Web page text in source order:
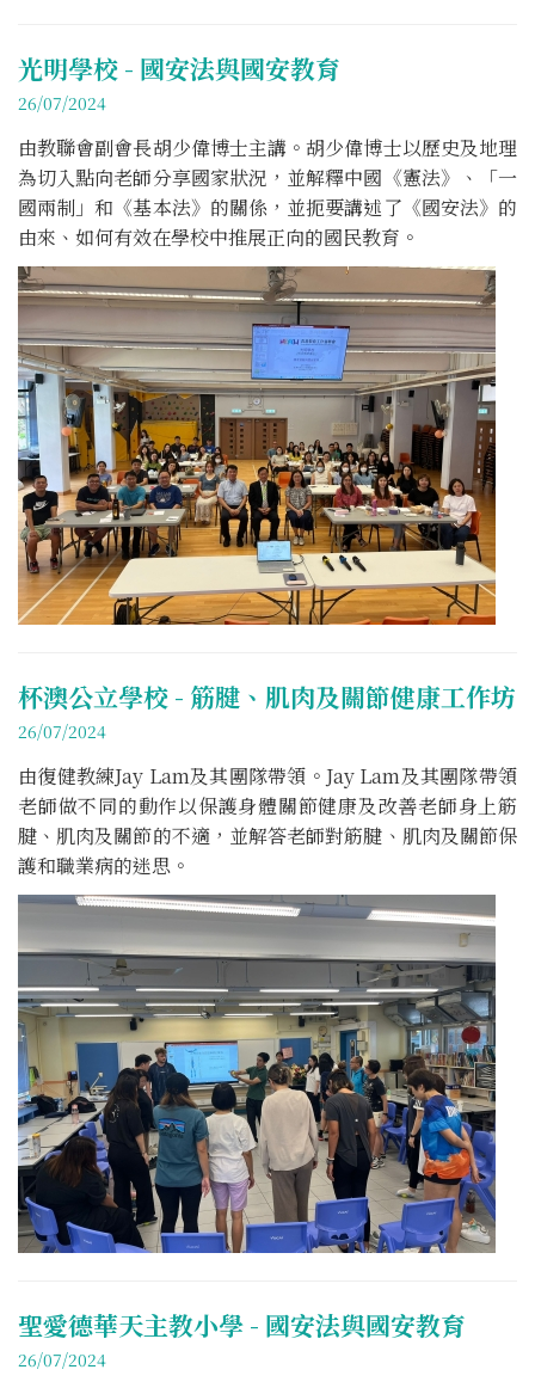
光明學校 - 國安法與國安教育
26/07/2024
由教聯會副會長胡少偉博士主講。胡少偉博士以歷史及地理
為切入點向老師分享國家狀況，並解釋中國《憲法》、「一
國兩制」和《基本法》的關係，並扼要講述了《國安法》的
由來、如何有效在學校中推展正向的國民教育。
杯澳公立學校 - 筋腱、肌肉及關節健康工作坊
26/07/2024
由復健教練Jay Lam及其團隊帶領。Jay Lam及其團隊帶領
老師做不同的動作以保護身體關節健康及改善老師身上筋
腱、肌肉及關節的不適，並解答老師對筋腱、肌肉及關節保
護和職業病的迷思。
聖愛德華天主教小學 - 國安法與國安教育
26/07/2024